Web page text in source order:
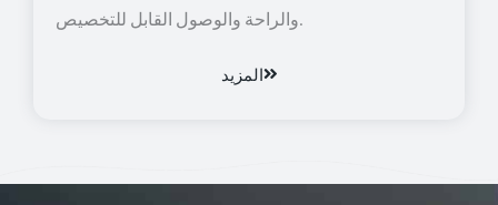
والراحة والوصول القابل للتخصيص.
المزيد